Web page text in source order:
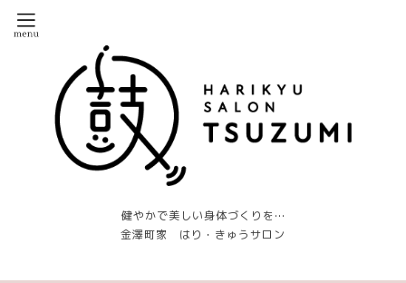
健やかで美しい身体づくりを…
金澤町家 はり・きゅうサロン